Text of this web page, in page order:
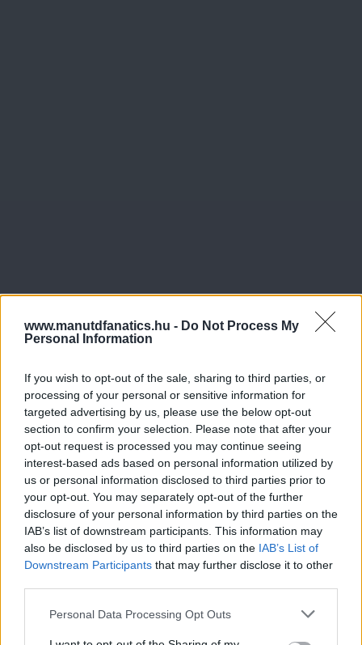
www.manutdfanatics.hu - Do Not Process My
Personal Information
If you wish to opt-out of the sale, sharing to third parties, or
processing of your personal or sensitive information for
targeted advertising by us, please use the below opt-out
section to confirm your selection. Please note that after your
opt-out request is processed you may continue seeing
interest-based ads based on personal information utilized by
us or personal information disclosed to third parties prior to
your opt-out. You may separately opt-out of the further
disclosure of your personal information by third parties on the
IAB’s list of downstream participants. This information may
also be disclosed by us to third parties on the IAB’s List of
Downstream Participants that may further disclose it to other
Please note that this website/app uses one or more Google
Personal Data Processing Opt Outs